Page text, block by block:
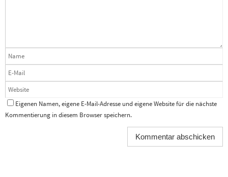
Eigenen Namen, eigene E-Mail-Adresse und eigene Website für die nächste
Kommentierung in diesem Browser speichern.